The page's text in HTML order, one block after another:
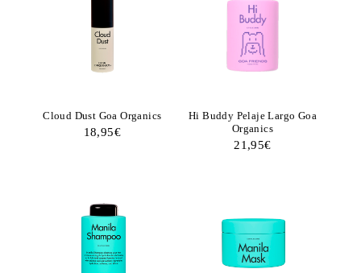
Cloud Dust Goa Organics
18,95€
Hi Buddy Pelaje Largo Goa
Organics
21,95€